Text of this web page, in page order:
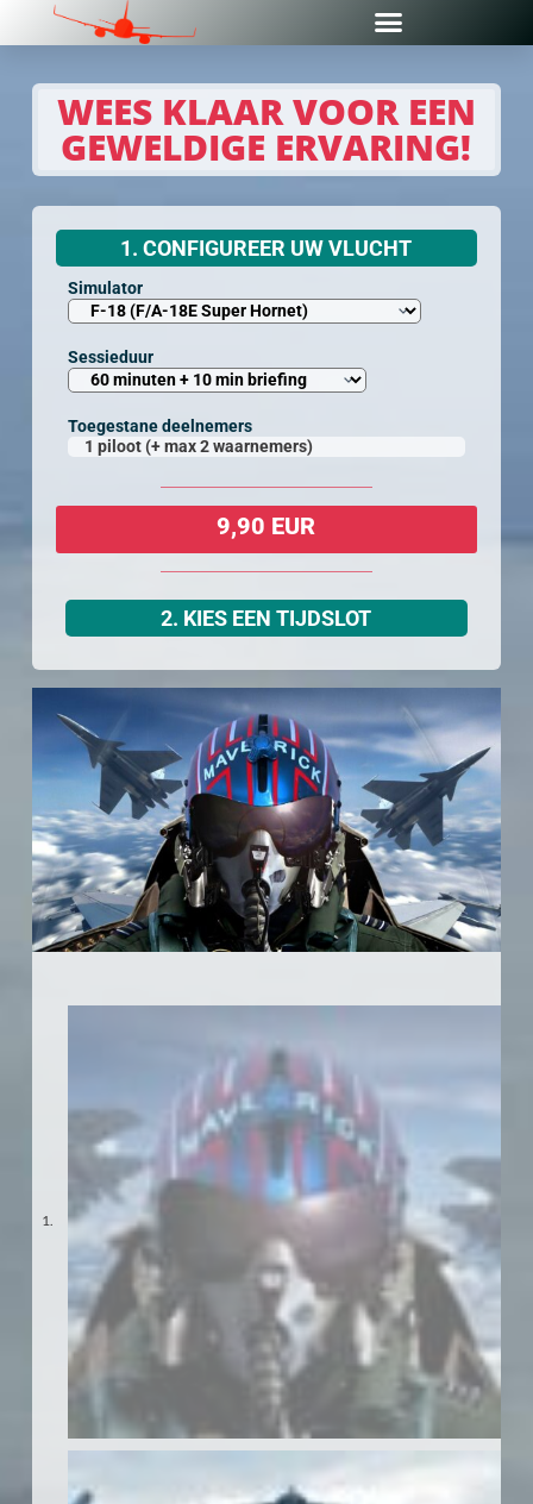
WEES KLAAR VOOR EEN
GEWELDIGE ERVARING!
1. CONFIGUREER UW VLUCHT
Simulator
Sessieduur
Toegestane deelnemers
1 piloot (+ max 2 waarnemers)
9,90 EUR
2. KIES EEN TIJDSLOT